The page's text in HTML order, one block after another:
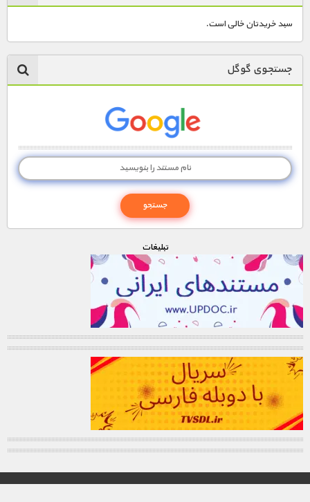
سبد خریدتان خالی است.
جستجوی گوگل
تبليغات